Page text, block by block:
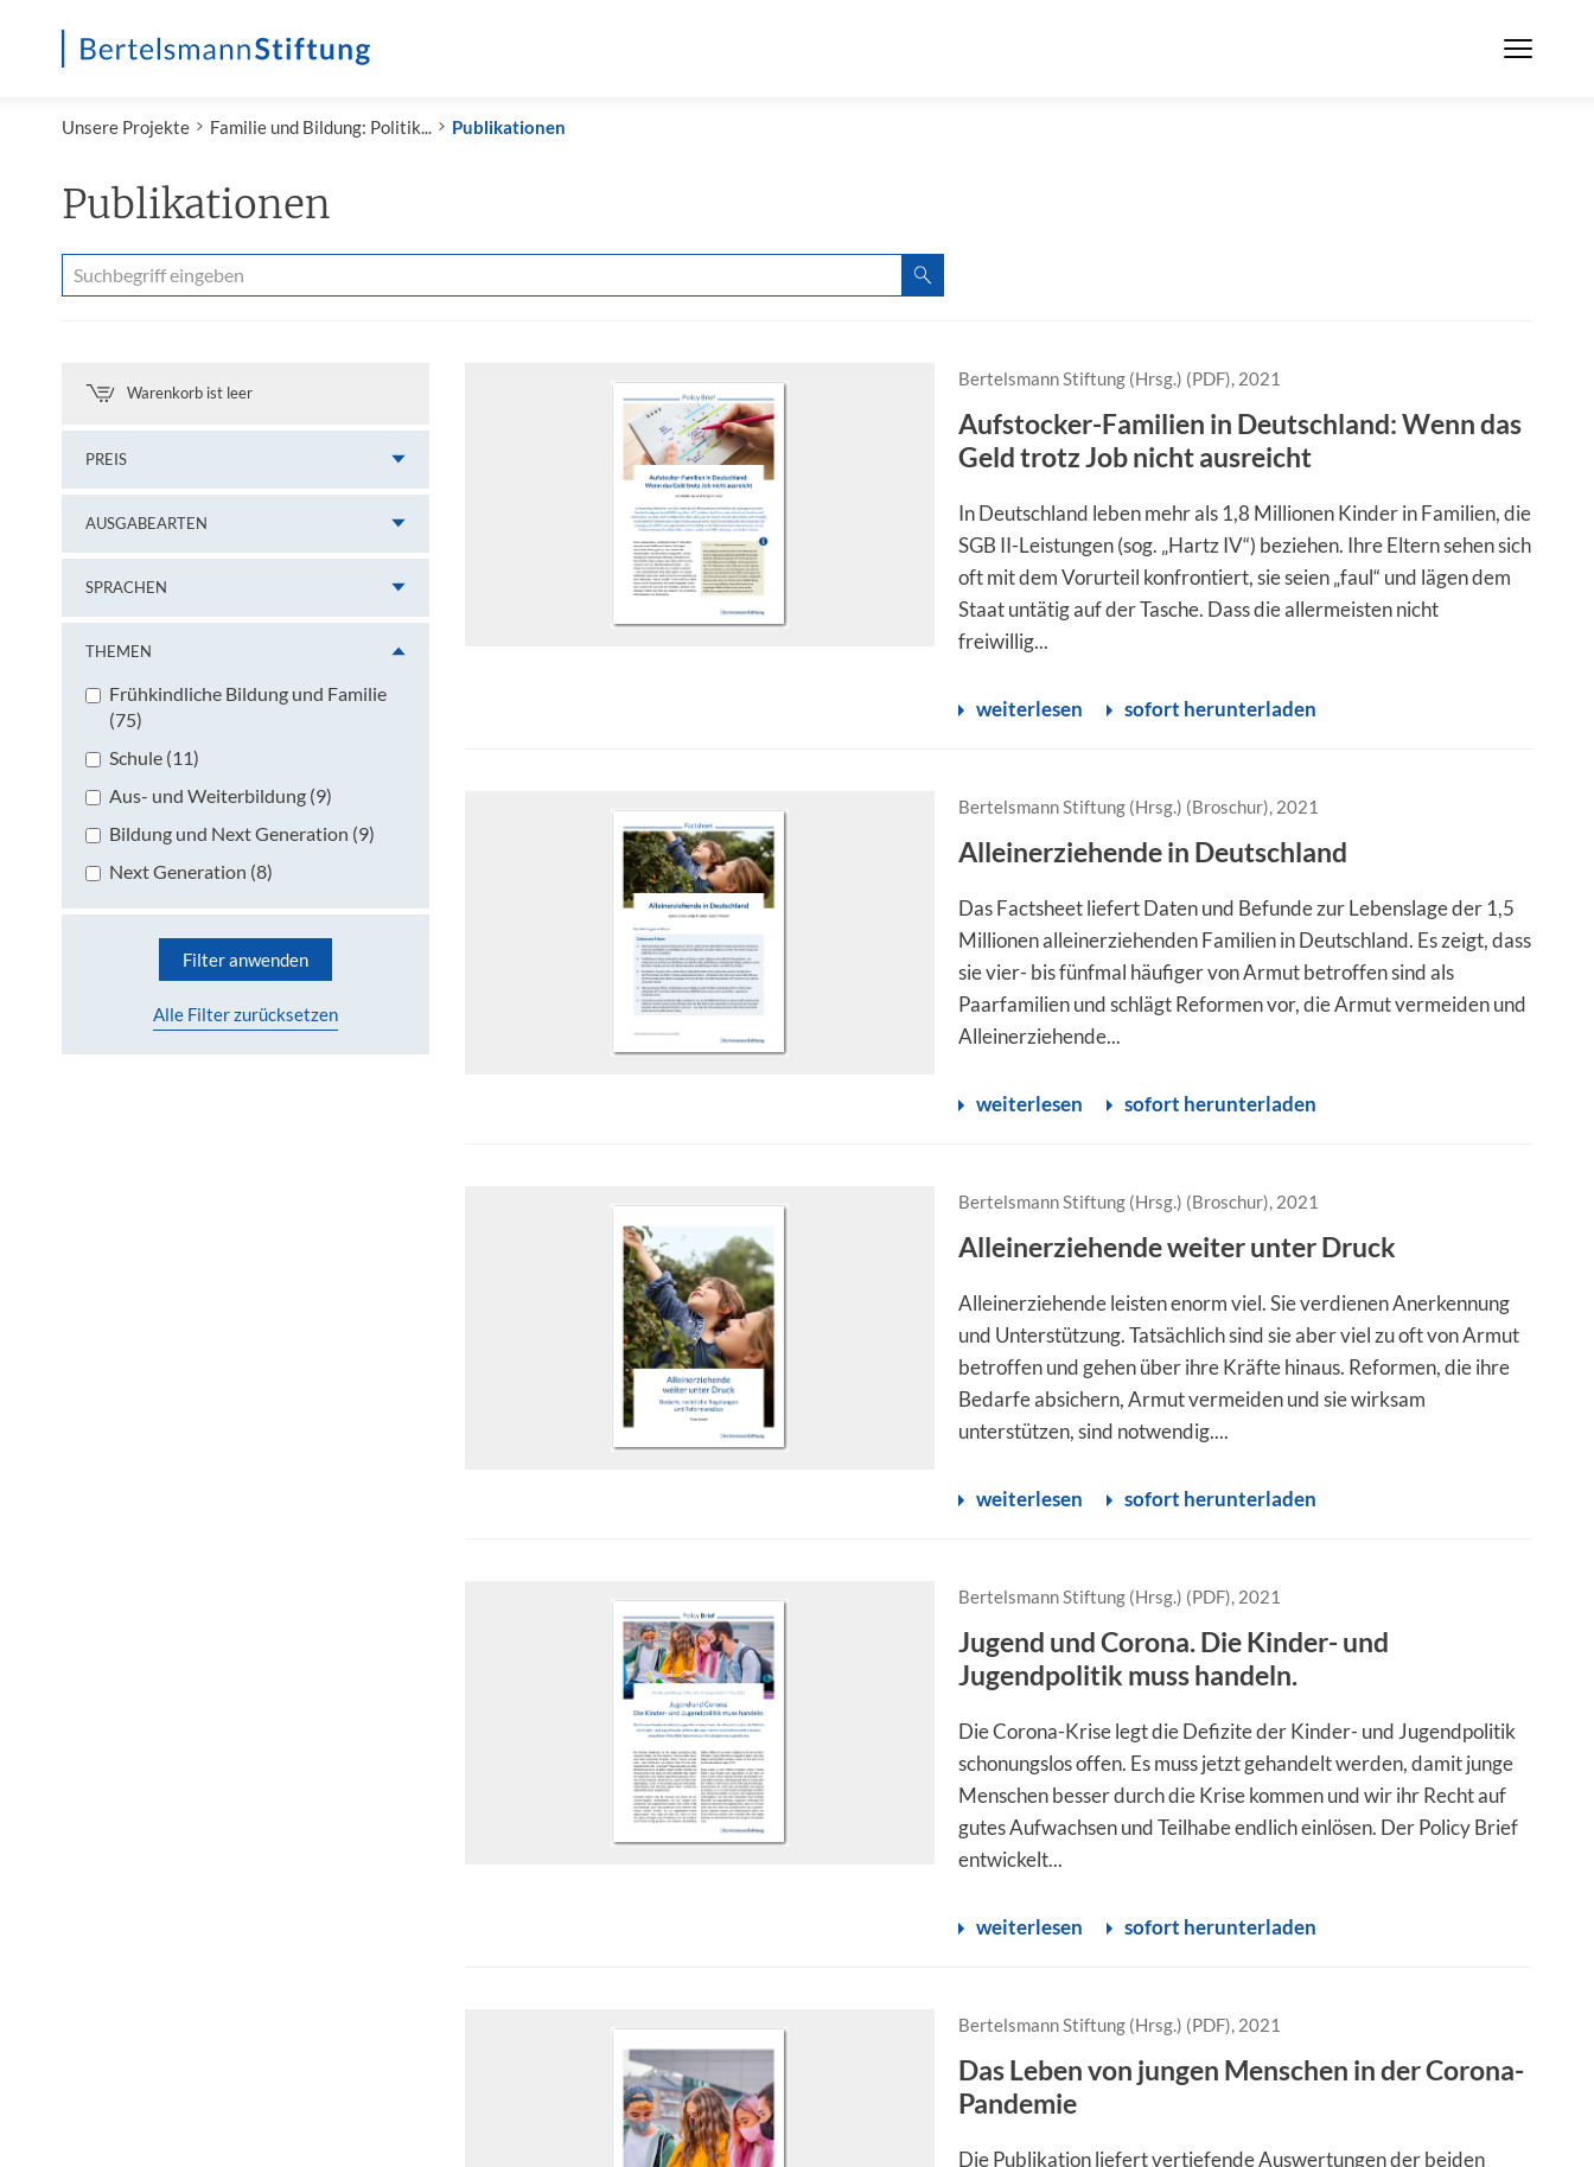
Unsere Projekte Familie und Bildung: Politik... Publikationen
Publikationen
Warenkorb ist leer
PREIS
AUSGABEARTEN
SPRACHEN
THEMEN
Frühkindliche Bildung und Familie
(75)
Schule (11)
Aus- und Weiterbildung (9)
Bildung und Next Generation (9)
Next Generation (8)
Filter anwenden
Alle Filter zurücksetzen
Bertelsmann Stiftung (Hrsg.) (PDF), 2021
Aufstocker-Familien in Deutschland: Wenn das
Geld trotz Job nicht ausreicht
In Deutschland leben mehr als 1,8 Millionen Kinder in Familien, die
SGB II-Leistungen (sog. „Hartz IV“) beziehen. Ihre Eltern sehen sich
oft mit dem Vorurteil konfrontiert, sie seien „faul“ und lägen dem
Staat untätig auf der Tasche. Dass die allermeisten nicht
freiwillig...
weiterlesen sofort herunterladen
Bertelsmann Stiftung (Hrsg.) (Broschur), 2021
Alleinerziehende in Deutschland
Das Factsheet liefert Daten und Befunde zur Lebenslage der 1,5
Millionen alleinerziehenden Familien in Deutschland. Es zeigt, dass
sie vier- bis fünfmal häufiger von Armut betroffen sind als
Paarfamilien und schlägt Reformen vor, die Armut vermeiden und
Alleinerziehende...
weiterlesen sofort herunterladen
Bertelsmann Stiftung (Hrsg.) (Broschur), 2021
Alleinerziehende weiter unter Druck
Alleinerziehende leisten enorm viel. Sie verdienen Anerkennung
und Unterstützung. Tatsächlich sind sie aber viel zu oft von Armut
betroffen und gehen über ihre Kräfte hinaus. Reformen, die ihre
Bedarfe absichern, Armut vermeiden und sie wirksam
unterstützen, sind notwendig....
weiterlesen sofort herunterladen
Bertelsmann Stiftung (Hrsg.) (PDF), 2021
Jugend und Corona. Die Kinder- und
Jugendpolitik muss handeln.
Die Corona-Krise legt die Defizite der Kinder- und Jugendpolitik
schonungslos offen. Es muss jetzt gehandelt werden, damit junge
Menschen besser durch die Krise kommen und wir ihr Recht auf
gutes Aufwachsen und Teilhabe endlich einlösen. Der Policy Brief
entwickelt...
weiterlesen sofort herunterladen
Bertelsmann Stiftung (Hrsg.) (PDF), 2021
Das Leben von jungen Menschen in der Corona-
Pandemie
Die Publikation liefert vertiefende Auswertungen der beiden